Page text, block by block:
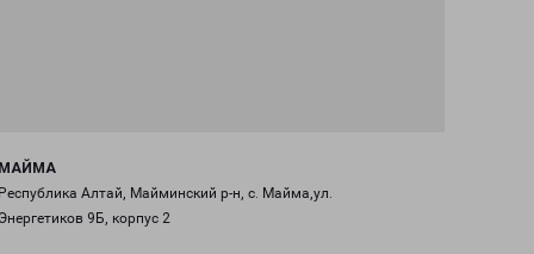
Алтай, Майминский р-н, с. Майма,ул.
9Б, корпус 2